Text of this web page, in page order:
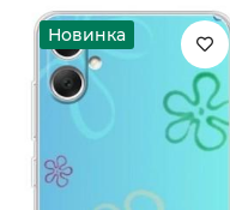
Новинка